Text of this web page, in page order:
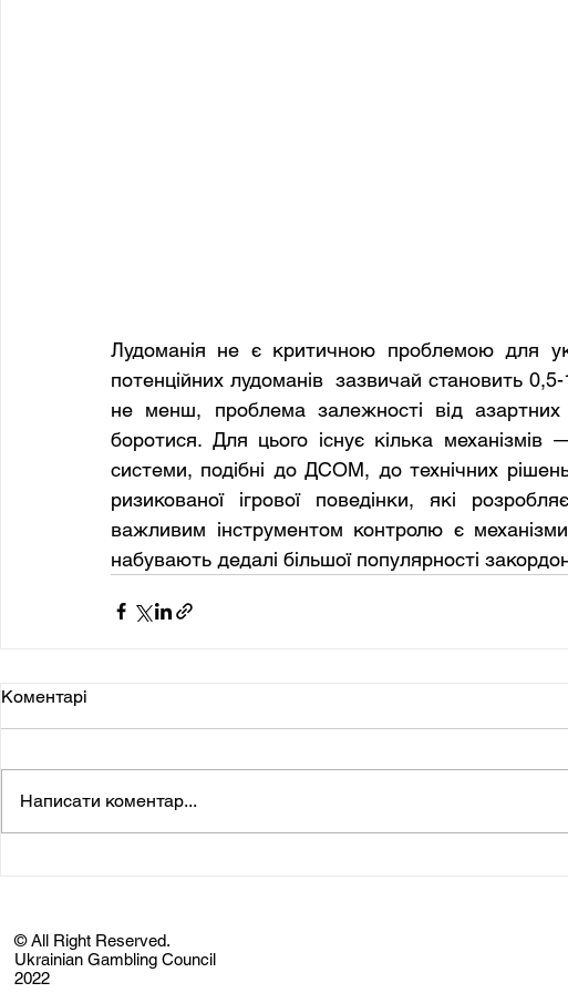
Лудоманія не є критичною проблемою для
потенційних лудоманів  зазвичай становить 0,5-
не менш, проблема залежності від
боротися. Для цього існує кілька
системи, подібні до ДСОМ, до технічних
ризикованої ігрової поведінки, які
важливим інструментом контролю є
набувають дедалі більшої популярності
Коментарі
Написати коментар...
© All Right Reserved.
Ukrainian Gambling Council
2022